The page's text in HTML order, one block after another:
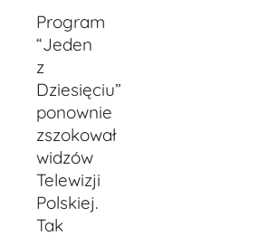
Program
“Jeden
z
Dziesięciu”
ponownie
zszokował
widzów
Telewizji
Polskiej.
Tak